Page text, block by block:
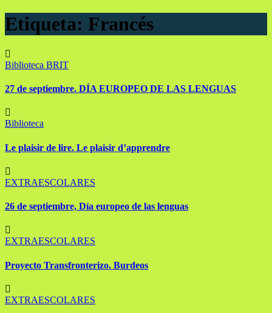
Etiqueta: Francés
Biblioteca BRIT
27 de septiembre. DÍA EUROPEO DE LAS LENGUAS
Biblioteca
Le plaisir de lire. Le plaisir d’apprendre
EXTRAESCOLARES
26 de septiembre, Día europeo de las lenguas
EXTRAESCOLARES
Proyecto Transfronterizo. Burdeos
EXTRAESCOLARES